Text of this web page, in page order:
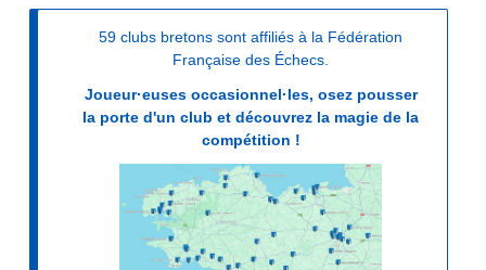
59 clubs bretons sont affiliés à la Fédération
Française des Échecs.
Joueur·euses occasionnel·les, osez pousser
la porte d'un club et découvrez la magie de la
compétition !